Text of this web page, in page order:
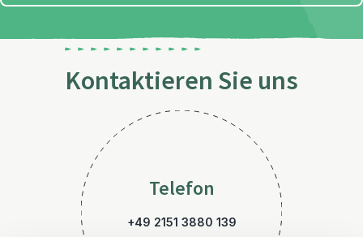
Kontaktieren Sie uns
Telefon
+49 2151 3880 139